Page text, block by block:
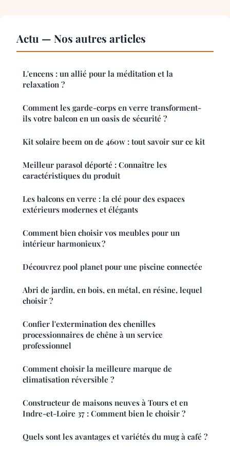
Actu — Nos autres articles
L'encens : un allié pour la méditation et la
relaxation ?
Comment les garde-corps en verre transforment-
ils votre balcon en un oasis de sécurité ?
Kit solaire beem on de 460w : tout savoir sur ce kit
Meilleur parasol déporté : Connaître les
caractéristiques du produit
Les balcons en verre : la clé pour des espaces
extérieurs modernes et élégants
Comment bien choisir vos meubles pour un
intérieur harmonieux ?
Découvrez pool planet pour une piscine connectée
Abri de jardin, en bois, en métal, en résine, lequel
choisir ?
Confier l'extermination des chenilles
processionnaires de chêne à un service
professionnel
Comment choisir la meilleure marque de
climatisation réversible ?
Constructeur de maisons neuves à Tours et en
Indre-et-Loire 37 : Comment bien le choisir ?
Quels sont les avantages et variétés du mug à café ?